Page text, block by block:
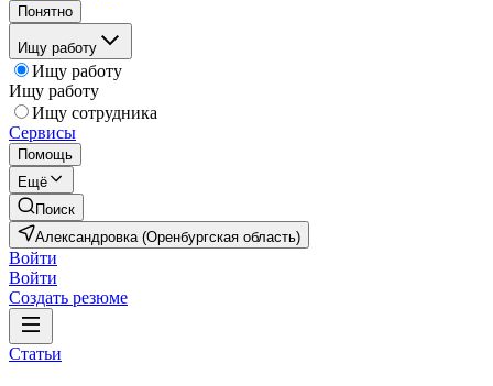
Понятно
Ищу работу
Ищу работу
Ищу работу
Ищу сотрудника
Сервисы
Помощь
Ещё
Поиск
Александровка (Оренбургская область)
Войти
Войти
Создать резюме
Статьи